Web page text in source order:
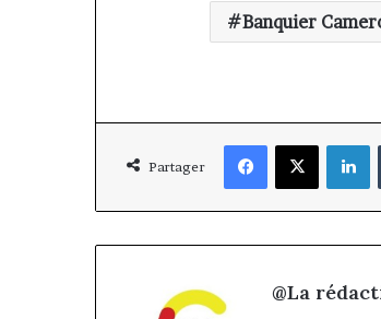
Banquier
Partager
Facebook
X
@La